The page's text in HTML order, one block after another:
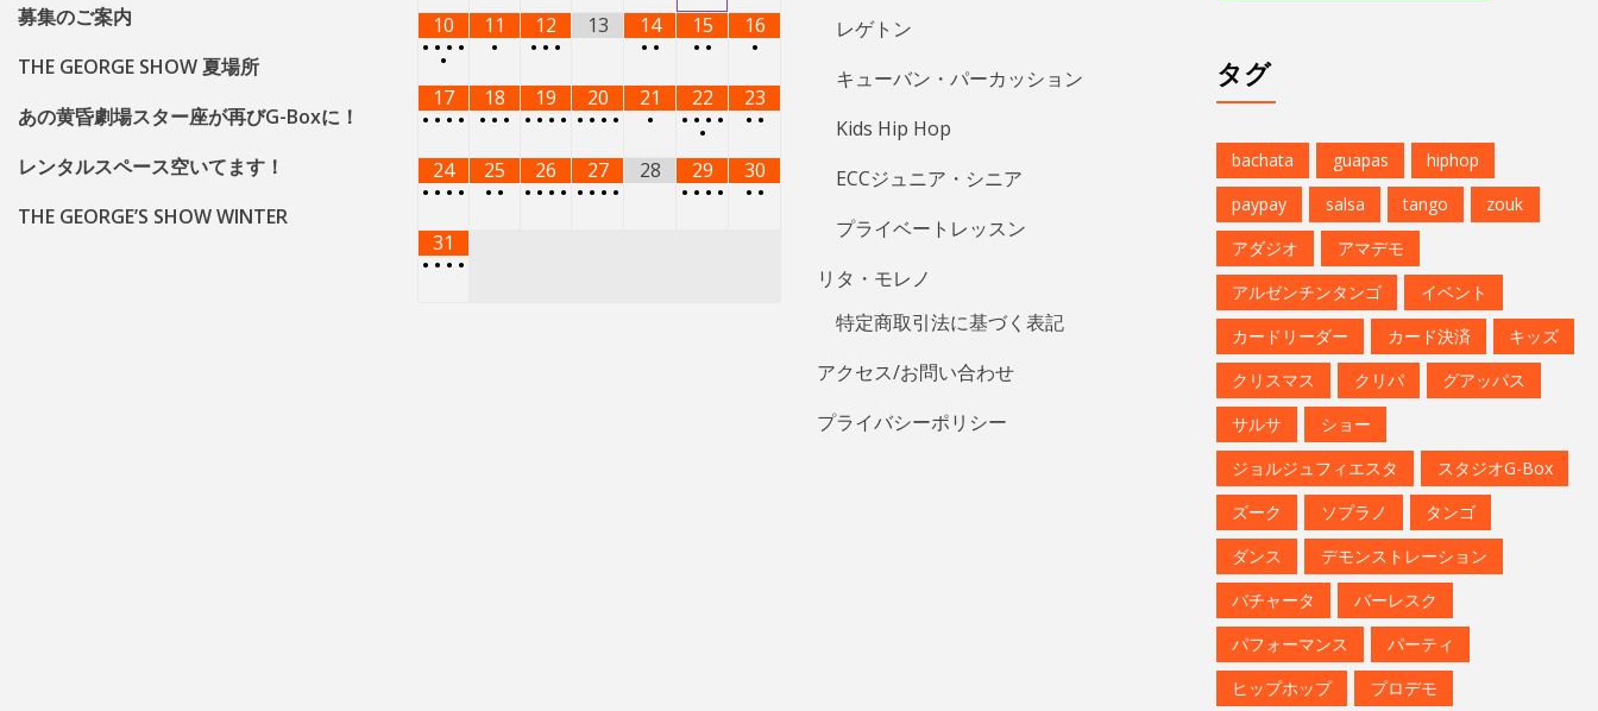
募集のご案内
THE GEORGE SHOW 夏場所
あの黄昏劇場スター座が再びG-Boxに！
レンタルスペース空いてます！
THE GEORGE’S SHOW WINTER
10
• • • •
•
11
•
12
• • •
13
14
• •
15
• •
16
•
17
• • • •
18
• • •
19
• • • •
20
• • • •
21
•
22
• • • •
•
23
• •
24
• • • •
25
• •
26
• • • •
27
• • • •
28
29
• • • •
30
• •
31
• • • •
レゲトン
キューバン・パーカッション
Kids Hip Hop
ECCジュニア・シニア
プライベートレッスン
リタ・モレノ
特定商取引法に基づく表記
アクセス/お問い合わせ
プライバシーポリシー
タグ
bachata guapas
hiphop
paypay
salsa tango
zouk
アダジオ
アマデモ
アルゼンチンタンゴ
イベント
カードリーダー
カード決済
キッズ
クリスマス
クリパ
グアッパス
サルサ
ショー
ジョルジュフィエスタ
スタジオG-Box
ズーク
ソプラノ
タンゴ
ダンス
デモンストレーション
バチャータ
バーレスク
パフォーマンス
パーティ
ヒップホップ
プロデモ